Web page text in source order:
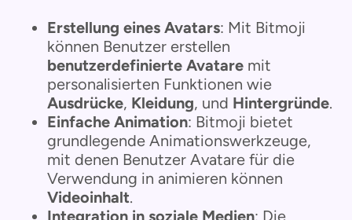
Erstellung eines Avatars: Mit Bitmoji
können Benutzer erstellen
benutzerdefinierte Avatare mit
personalisierten Funktionen wie
Ausdrücke, Kleidung, und Hintergründe.
Einfache Animation: Bitmoji bietet
grundlegende Animationswerkzeuge,
mit denen Benutzer Avatare für die
Verwendung in animieren können
Videoinhalt.
Integration in soziale Medien: Die